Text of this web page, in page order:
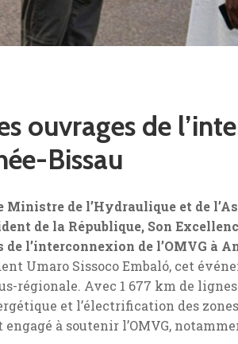
ouvrages de
Bissau
Ministre de l’Hydraulique et de
de la République, Son
l’interconnexion de l’OMVG à
Umaro Sissoco Embaló, cet
régionale. Avec 1 677 km de
et l’électrification des
à soutenir l’OMVG,